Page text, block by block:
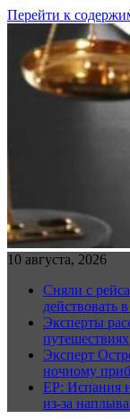
Перейти к
10 августа, 2026
Сняли с
действовать
Эксперты
путешествиях
Эксперт
ночному
EP: Испания
из-за